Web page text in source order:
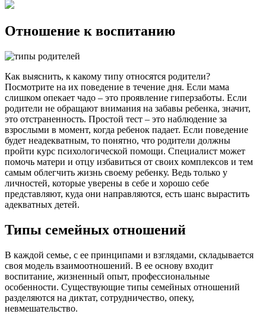
Отношение к воспитанию
Как выяснить, к какому типу относятся родители?
Посмотрите на их поведение в течение дня. Если мама
слишком опекает чадо – это проявление гиперзаботы. Если
родители не обращают внимания на забавы ребенка, значит,
это отстраненность. Простой тест – это наблюдение за
взрослыми в момент, когда ребенок падает. Если поведение
будет неадекватным, то понятно, что родители должны
пройти курс психологической помощи. Специалист может
помочь матери и отцу избавиться от своих комплексов и тем
самым облегчить жизнь своему ребенку. Ведь только у
личностей, которые уверены в себе и хорошо себе
представляют, куда они направляются, есть шанс вырастить
адекватных детей.
Типы семейных отношений
В каждой семье, с ее принципами и взглядами, складывается
своя модель взаимоотношений. В ее основу входит
воспитание, жизненный опыт, профессиональные
особенности. Существующие типы семейных отношений
разделяются на диктат, сотрудничество, опеку,
невмешательство.